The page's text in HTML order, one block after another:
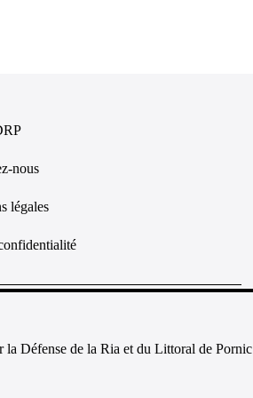
nous
légales
Défense de la Ria et du Littoral de Pornic